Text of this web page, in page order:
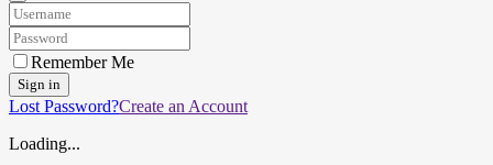
Remember Me
Sign in
Lost Password?Create an Account
Loading...